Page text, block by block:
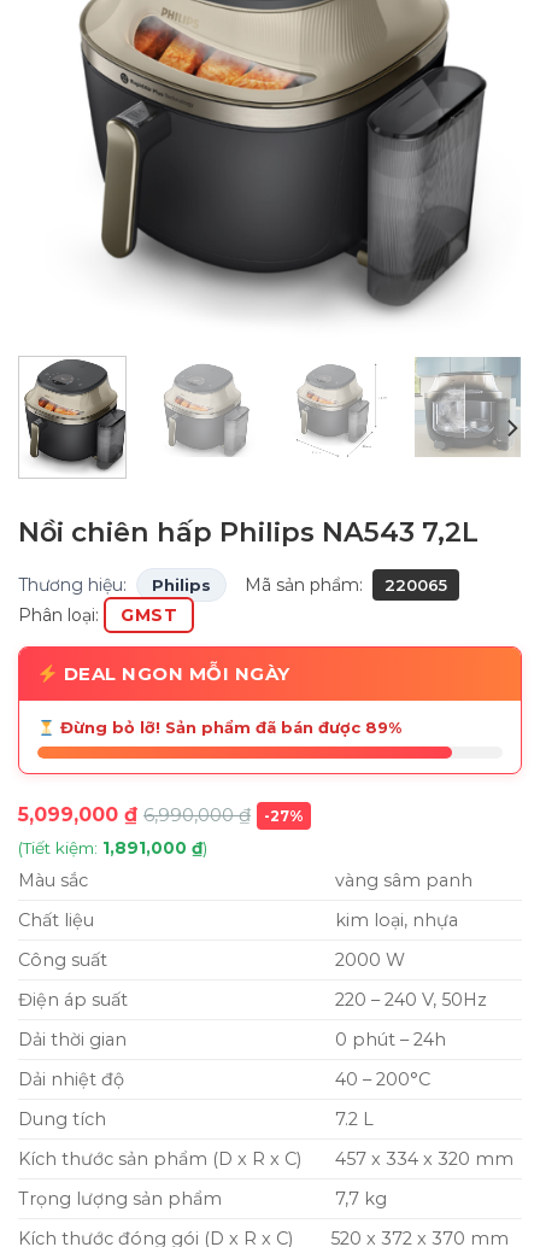
Nồi chiên hấp Philips NA543 7,2L
Thương hiệu: Philips Mã sản phẩm: 220065
Phân loại: GMST
DEAL NGON MỖI NGÀY
Đừng bỏ lỡ! Sản phẩm đã bán được 89%
5,099,000 ₫ 6,990,000₫ -27%
(Tiết kiệm: 1,891,000 ₫)
Màu sắc
vàng sâm panh
Chất liệu
kim loại, nhựa
Công suất
2000 W
Điện áp suất
220 – 240 V, 50Hz
Dải thời gian
0 phút – 24h
Dải nhiệt độ
40 – 200°C
Dung tích
7.2 L
Kích thước sản phẩm (D x R x C)
457 x 334 x 320 mm
Trọng lượng sản phẩm
7,7 kg
Kích thước đóng gói (D x R x C)
520 x 372 x 370 mm